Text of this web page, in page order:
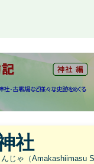
社
じゃ（Amakashiimasu